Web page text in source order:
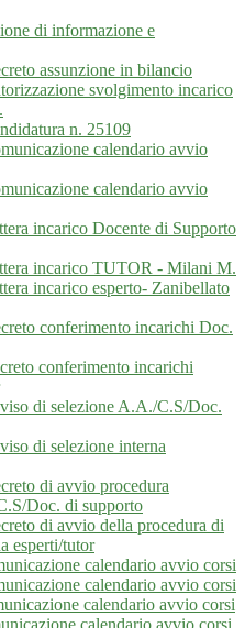
di informazione e
assunzione in bilancio
svolgimento incarico
n. 25109
calendario avvio
calendario avvio
incarico Docente di Supporto
incarico TUTOR - Milani M.
incarico esperto- Zanibellato
conferimento incarichi Doc.
conferimento incarichi
di selezione A.A./C.S/Doc.
di selezione interna
di avvio procedura
Doc. di supporto
di avvio della procedura di
esperti/tutor
calendario avvio corsi
calendario avvio corsi
calendario avvio corsi